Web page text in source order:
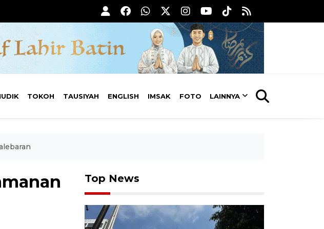
TOKOH TAUSIYAH ENGLISH IMSAK FOTO LAINNYA
Top News